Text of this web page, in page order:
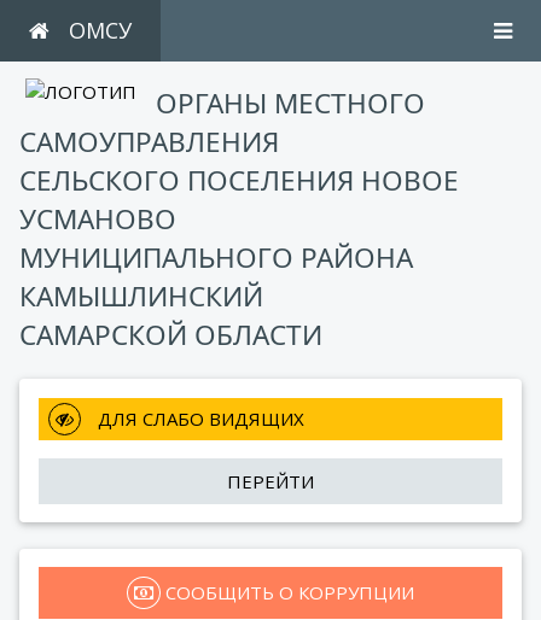
ОМСУ
ОРГАНЫ МЕСТНОГО
САМОУПРАВЛЕНИЯ
СЕЛЬСКОГО ПОСЕЛЕНИЯ НОВОЕ
УСМАНОВО
МУНИЦИПАЛЬНОГО РАЙОНА
КАМЫШЛИНСКИЙ
САМАРСКОЙ ОБЛАСТИ
ДЛЯ СЛАБО ВИДЯЩИХ
ПЕРЕЙТИ
СООБЩИТЬ О КОРРУПЦИИ